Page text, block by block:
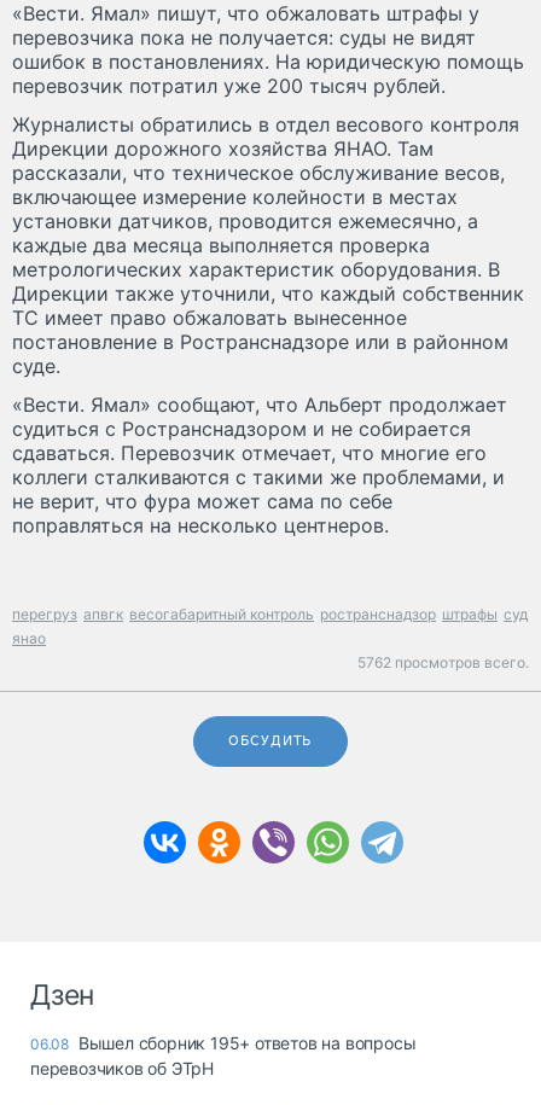
«Вести. Ямал» пишут, что обжаловать штрафы у
перевозчика пока не получается: суды не видят
ошибок в постановлениях. На юридическую помощь
перевозчик потратил уже 200 тысяч рублей.
Журналисты обратились в отдел весового контроля
Дирекции дорожного хозяйства ЯНАО. Там
рассказали, что техническое обслуживание весов,
включающее измерение колейности в местах
установки датчиков, проводится ежемесячно, а
каждые два месяца выполняется проверка
метрологических характеристик оборудования. В
Дирекции также уточнили, что каждый собственник
ТС имеет право обжаловать вынесенное
постановление в Ространснадзоре или в районном
суде.
«Вести. Ямал» сообщают, что Альберт продолжает
судиться с Ространснадзором и не собирается
сдаваться. Перевозчик отмечает, что многие его
коллеги сталкиваются с такими же проблемами, и
не верит, что фура может сама по себе
поправляться на несколько центнеров.
перегруз апвгк весогабаритный контроль ространснадзор штрафы суд
янао
5762 просмотров всего.
ОБСУДИТЬ
Дзен
06.08 Вышел сборник 195+ ответов на вопросы
перевозчиков об ЭТрН